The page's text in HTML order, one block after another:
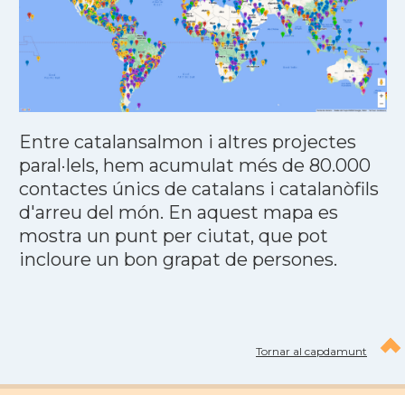
Entre catalansalmon i altres projectes
paral·lels, hem acumulat més de 80.000
contactes únics de catalans i catalanòfils
d'arreu del món. En aquest mapa es
mostra un punt per ciutat, que pot
incloure un bon grapat de persones.
Tornar al capdamunt